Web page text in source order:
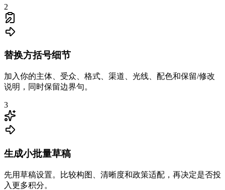
2
替换方括号细节
加入你的主体、受众、格式、渠道、光线、配色和保留/修改
说明，同时保留边界句。
3
生成小批量草稿
先用草稿设置。比较构图、清晰度和政策适配，再决定是否投
入更多积分。